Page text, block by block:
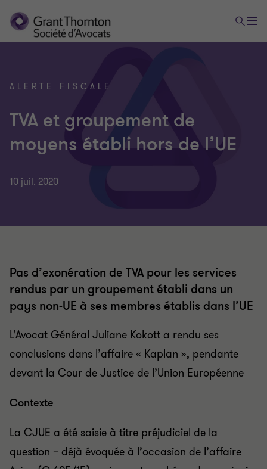
ALERTE FISCALE
TVA et groupement de
moyens établi hors de l’UE
10 juil. 2020
Pas d’exonération de TVA pour les services
rendus par un groupement établi dans un
pays non-UE à ses membres établis dans l’UE
L’Avocat Général Juliane Kokott a rendu ses
conclusions dans l’affaire « Kaplan », pendante
devant la Cour de Justice de l’Union Européenne
Contexte
La CJUE a été saisie à titre préjudiciel de la
question – déjà évoquée à l’occasion de l’affaire